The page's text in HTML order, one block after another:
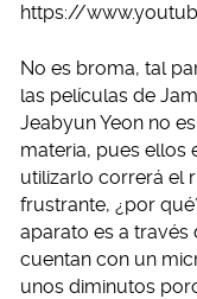
https://
No es broma, tal
las películas de
Jeabyun Yeon no
materia, pues ellos
utilizarlo correrá el
frustrante, ¿por
aparato es a través
cuentan con un
unos diminutos